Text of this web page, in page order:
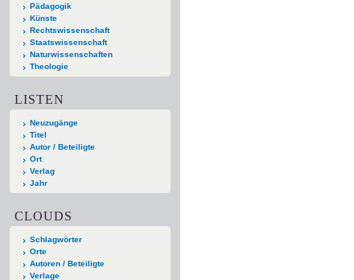
Pädagogik
Künste
Rechtswissenschaft
Staatswissenschaft
Naturwissenschaften
Theologie
LISTEN
Neuzugänge
Titel
Autor / Beteiligte
Ort
Verlag
Jahr
CLOUDS
Schlagwörter
Orte
Autoren / Beteiligte
Verlage